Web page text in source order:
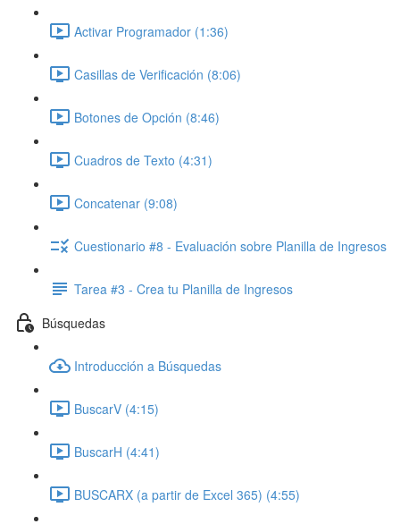
Activar Programador (1:36)
Casillas de Verificación (8:06)
Botones de Opción (8:46)
Cuadros de Texto (4:31)
Concatenar (9:08)
Cuestionario #8 - Evaluación sobre Planilla de Ingresos
Tarea #3 - Crea tu Planilla de Ingresos
Búsquedas
Introducción a Búsquedas
BuscarV (4:15)
BuscarH (4:41)
BUSCARX (a partir de Excel 365) (4:55)